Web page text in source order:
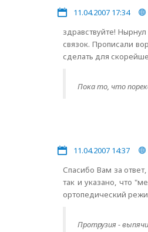
11.04.2007 17:34
здравствуйте!
связок. Прописали
сделать для
Пока то, что
11.04.2007 14:37
Спасибо Вам за
так и указано, что
ортопедический
Протрузия -